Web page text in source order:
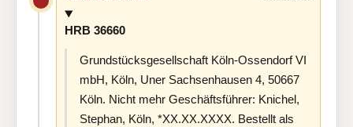
HRB 36660
Grundstücksgesellschaft Köln-Ossendorf VI
mbH, Köln, Uner Sachsenhausen 4, 50667
Köln. Nicht mehr Geschäftsführer: Knichel,
Stephan, Köln, *XX.XX.XXXX. Bestellt als